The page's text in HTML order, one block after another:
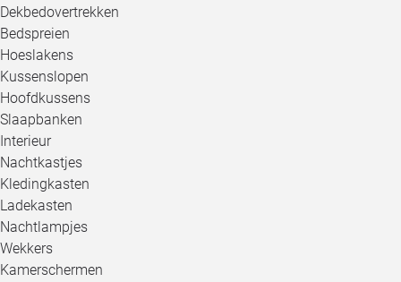
Dekbedovertrekken
Bedspreien
Hoeslakens
Kussenslopen
Hoofdkussens
Slaapbanken
Interieur
Nachtkastjes
Kledingkasten
Ladekasten
Nachtlampjes
Wekkers
Kamerschermen